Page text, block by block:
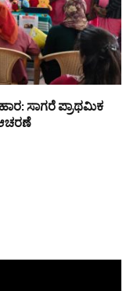
ಸಾಗರೆ ಪ್ರಾಥಮಿಕ
ಆಚರಣೆ